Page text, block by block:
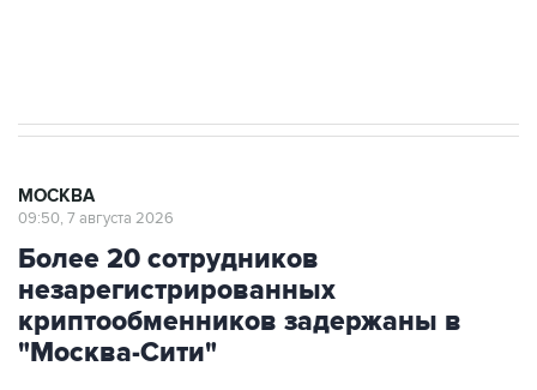
МОСКВА
09:50, 7 августа 2026
Более 20 сотрудников
незарегистрированных
криптообменников задержаны в
"Москва-Сити"